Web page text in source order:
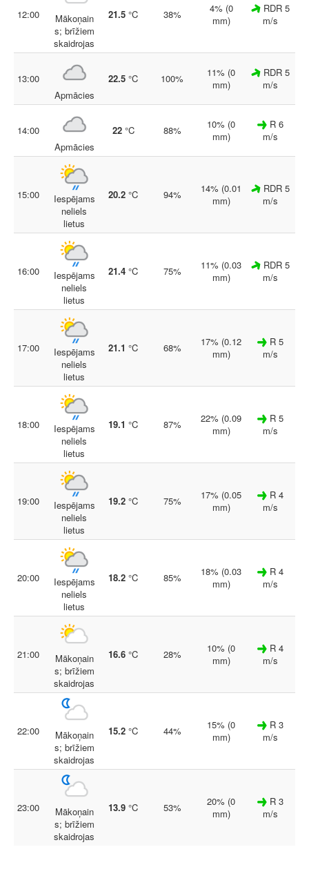
12:00
Mākoņain
s; brīžiem
skaidrojas
21.5 °C 38%
4% (0
mm)
RDR 5
m/s
13:00
Apmācies
22.5 °C 100%
11% (0
mm)
RDR 5
m/s
14:00
Apmācies
22°C 88%
10% (0
mm)
R 6
m/s
15:00
Iespējams
neliels
lietus
20.2 °C 94%
14% (0.01
mm)
RDR 5
m/s
16:00
Iespējams
neliels
lietus
21.4 °C 75%
11% (0.03
mm)
RDR 5
m/s
17:00
Iespējams
neliels
lietus
21.1 °C 68%
17% (0.12
mm)
R 5
m/s
18:00
Iespējams
neliels
lietus
19.1 °C 87%
22% (0.09
mm)
R 5
m/s
19:00
Iespējams
neliels
lietus
19.2 °C 75%
17% (0.05
mm)
R 4
m/s
20:00
Iespējams
neliels
lietus
18.2 °C 85%
18% (0.03
mm)
R 4
m/s
21:00
Mākoņain
s; brīžiem
skaidrojas
16.6 °C 28%
10% (0
mm)
R 4
m/s
22:00
Mākoņain
s; brīžiem
skaidrojas
15.2 °C 44%
15% (0
mm)
R 3
m/s
23:00
Mākoņain
s; brīžiem
skaidrojas
13.9 °C 53%
20% (0
mm)
R 3
m/s